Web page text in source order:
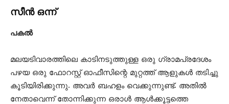
സീൻ ഒന്ന്
പകൽ
മലയടിവാരത്തിലെ കാടിനടുത്തുള്ള ഒരു ഗ്രാമപ്രദേശം
പഴയ ഒരു ഫോറസ്റ്റ് ഓഫീസിന്റെ മുറ്റത്ത് ആളുകൾ തടിച്ചു
കൂടിയിരിക്കുന്നു. അവ‍ർ ബഹളം വെക്കുന്നുണ്ട്. അതിൽ
നേതാവെന്ന് തോന്നിക്കുന്ന ഒരാൾ ആൾക്കൂട്ടത്തെ